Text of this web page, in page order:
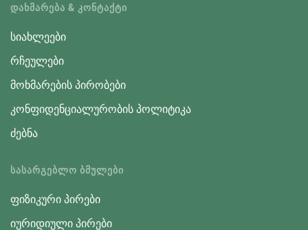
ᲓᲐᲮᲛᲐᲠᲔᲑᲐ & ᲙᲝᲜᲢᲐᲥᲢᲘ
სიახლეები
რჩეულები
მოხმარების პირობები
კონფიდენციალურობის პოლიტიკა
ძებნა
ᲡᲐᲡᲐᲠᲒᲔᲑᲚᲝ ᲑᲛᲣᲚᲔᲑᲘ
ფიზიკური პირები
იურიდიული პირები